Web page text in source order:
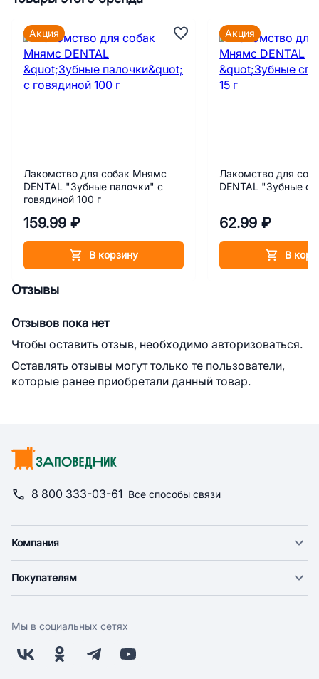
Лакомство для собак Мнямс
DENTAL "Зубные палочки" с
говядиной 100 г
159.99 ₽
В корзину
Акция
Лакомство для
DENTAL "Зубные
62.99 ₽
В
Акция
Отзывы
Отзывов пока нет
Чтобы оставить отзыв, необходимо авторизоваться.
Оставлять отзывы могут только те пользователи,
которые ранее приобретали данный товар.
8 800 333-03-61 Все способы связи
Компания
Новости
Поставщикам
Заводчикам
Покупателям
Оплата
Бонусная программа
Мы в социальных сетях